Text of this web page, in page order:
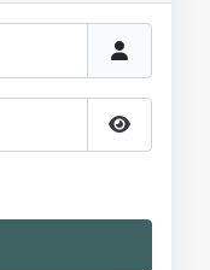
Mostra